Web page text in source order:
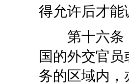
得允许后才能
第十六条
国的外交官
务的区域内